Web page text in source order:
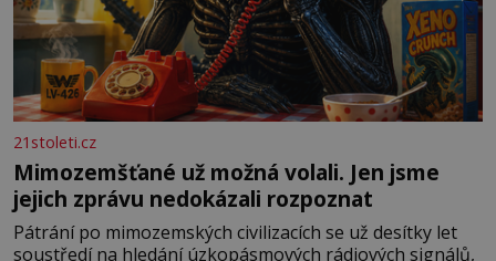
21stoleti.cz
Mimozemšťané už možná volali. Jen jsme
jejich zprávu nedokázali rozpoznat
Pátrání po mimozemských civilizacích se už desítky let
soustředí na hledání úzkopásmových rádiových signálů,